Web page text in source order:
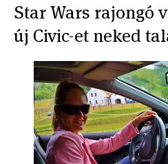
Star Wars rajongó
új Civic-et neked